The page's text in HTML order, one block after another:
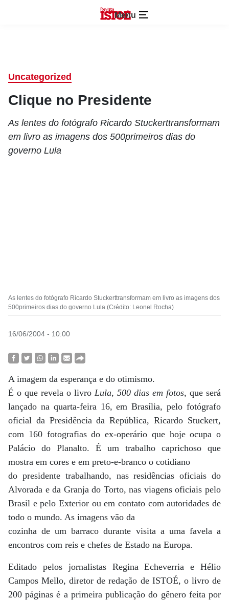
Menu
Uncategorized
Clique no Presidente
As lentes do fotógrafo Ricardo Stuckerttransformam
em livro as imagens dos 500primeiros dias do
governo Lula
As lentes do fotógrafo Ricardo Stuckerttransformam em livro as imagens dos
500primeiros dias do governo Lula (Crédito: Leonel Rocha)
16/06/2004 - 10:00
A imagem da esperança e do otimismo.
É o que revela o livro Lula, 500 dias em fotos, que será
lançado na quarta-feira 16, em Brasília, pelo fotógrafo
oficial da Presidência da República, Ricardo Stuckert,
com 160 fotografias do ex-operário que hoje ocupa o
Palácio do Planalto. É um trabalho caprichoso que
mostra em cores e em preto-e-branco o cotidiano
do presidente trabalhando, nas residências oficiais do
Alvorada e da Granja do Torto, nas viagens oficiais pelo
Brasil e pelo Exterior ou em contato com autoridades de
todo o mundo. As imagens vão da
cozinha de um barraco durante visita a uma favela a
encontros com reis e chefes de Estado na Europa.
Editado pelos jornalistas Regina Echeverria e Hélio
Campos Mello, diretor de redação de ISTOÉ, o livro de
200 páginas é a primeira publicação do gênero feita por